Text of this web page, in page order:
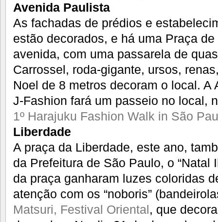
Avenida Paulista
As fachadas de prédios e
estão decorados, e há uma Praça
avenida, com uma passarela de
Carrossel, roda-gigante, ursos,
Noel de 8 metros decoram o local. A
J-Fashion fará um passeio no local,
1º Harajuku Fashion Walk in São
Liberdade
A praça da Liberdade, este ano,
da Prefeitura de São Paulo, o “Natal
da praça ganharam luzes coloridas
atenção com os “noboris”
Matsuri, Festival Oriental, que